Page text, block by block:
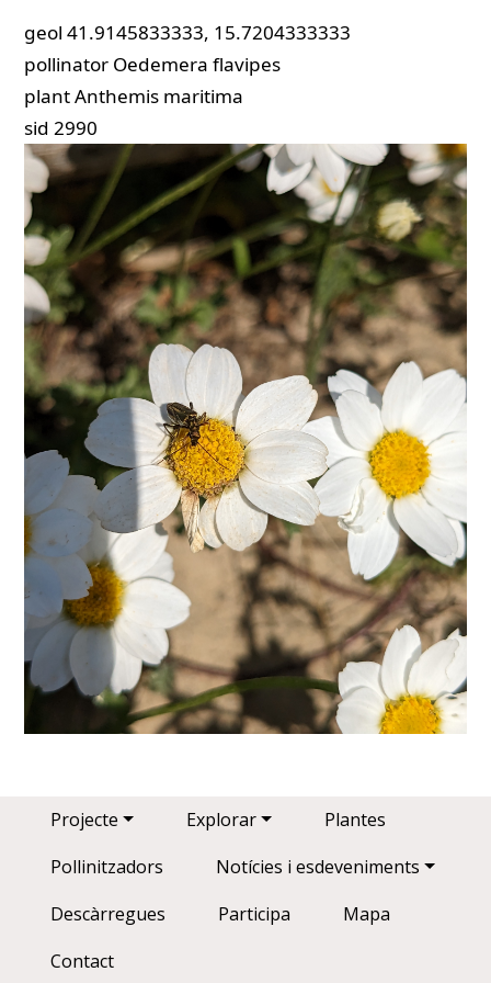
geol 41.9145833333, 15.7204333333
pollinator Oedemera flavipes
plantAnthemis maritima
sid 2990
Main navigation
Projecte Explorar
Plantes
Pollinitzadors
Notícies i esdeveniments
Descàrregues
Participa
Mapa
Contact